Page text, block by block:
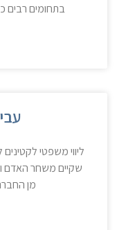
בתחומים רבים
ליווי משפטי
שקיים משחר האדם
מן